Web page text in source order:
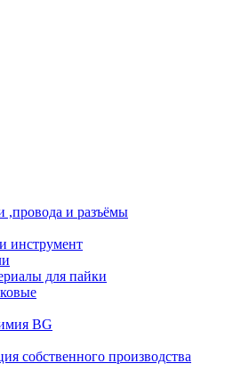
,провода и разъёмы
инструмент
для пайки
BG
собственного производства